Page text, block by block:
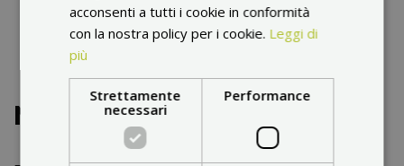
Nostra valutazione
acconsenti a tutti i cookie in conformità
con la nostra policy per i cookie. Leggi di
più
Strettamente
necessari
Performance